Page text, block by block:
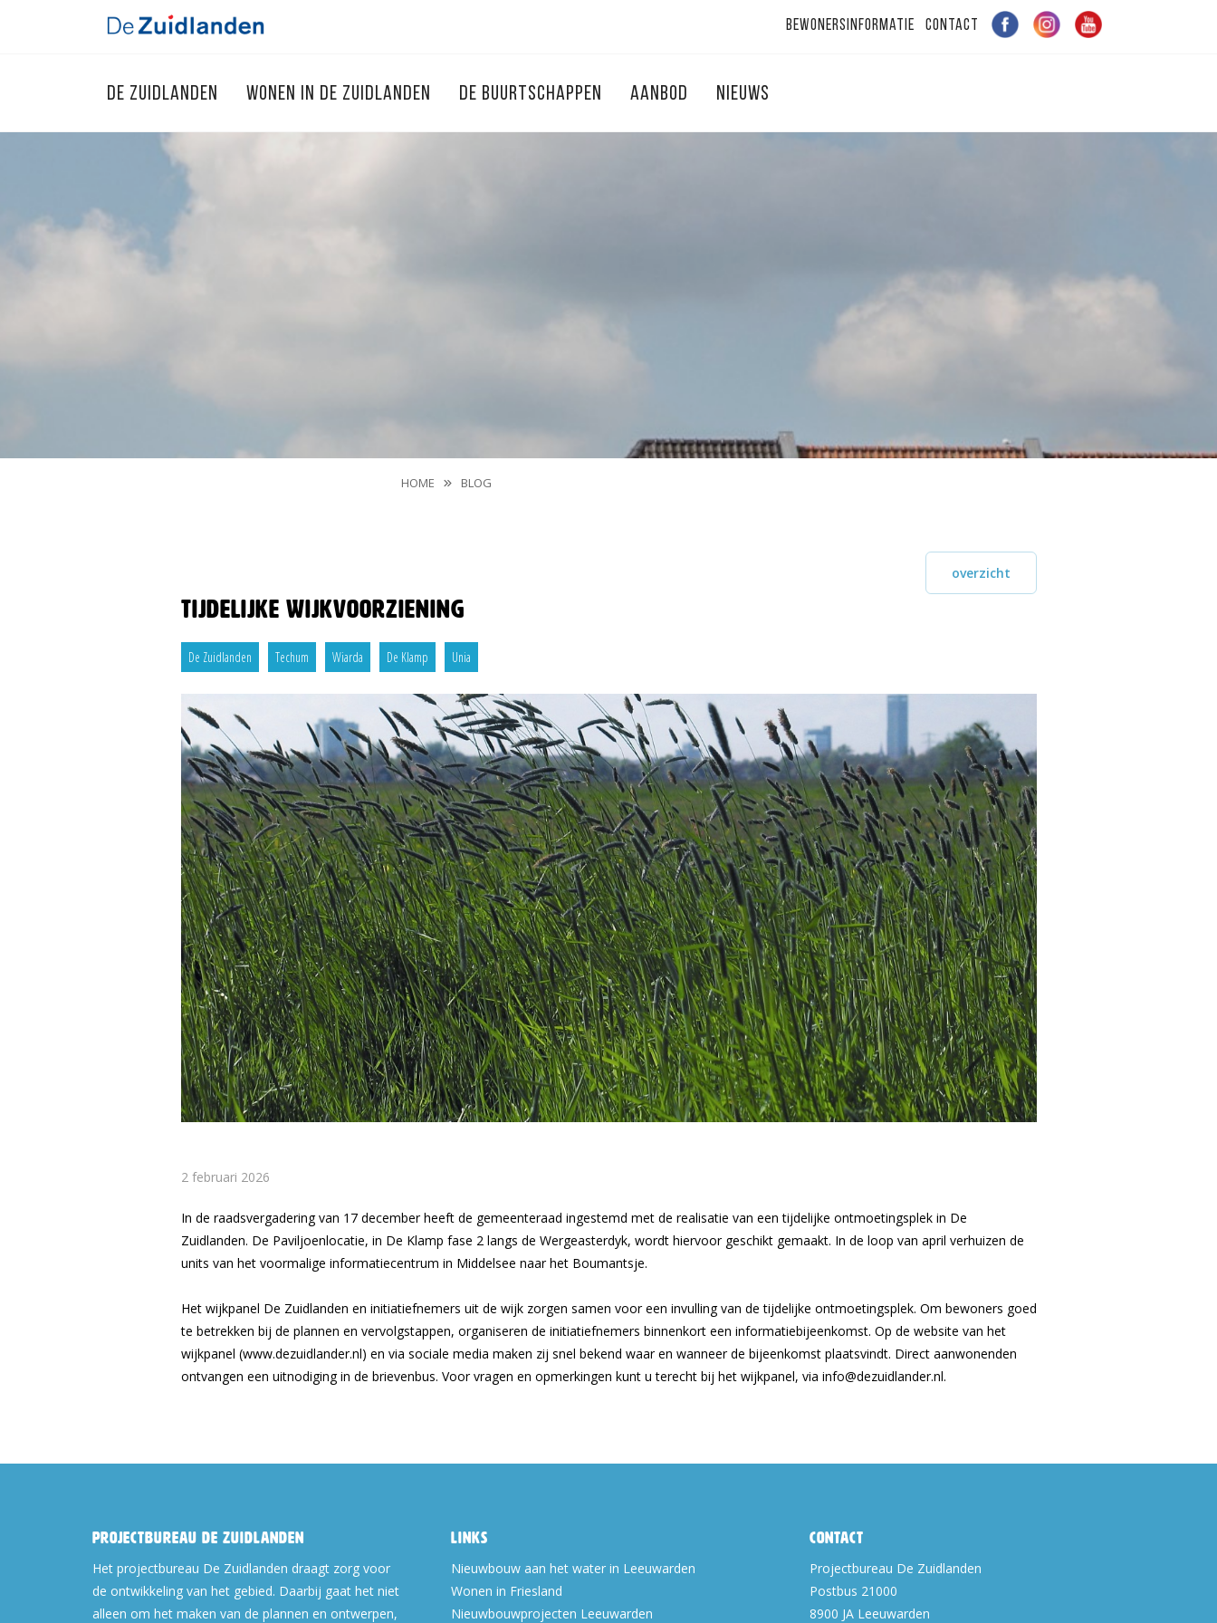
Bewonersinformatie Contact
DE ZUIDLANDEN WONEN IN DE ZUIDLANDEN DE BUURTSCHAPPEN AANBOD NIEUWS
HOME BLOG
overzicht
Tijdelijke wijkvoorziening
De Zuidlanden Techum Wiarda De Klamp Unia
2 februari 2026
In de raadsvergadering van 17 december heeft de gemeenteraad ingestemd met de realisatie van een tijdelijke ontmoetingsplek in De
Zuidlanden. De Paviljoenlocatie, in De Klamp fase 2 langs de Wergeasterdyk, wordt hiervoor geschikt gemaakt. In de loop van april verhuizen de
units van het voormalige informatiecentrum in Middelsee naar het Boumantsje.
Het wijkpanel De Zuidlanden en initiatiefnemers uit de wijk zorgen samen voor een invulling van de tijdelijke ontmoetingsplek. Om bewoners goed
te betrekken bij de plannen en vervolgstappen, organiseren de initiatiefnemers binnenkort een informatiebijeenkomst. Op de website van het
wijkpanel (www.dezuidlander.nl) en via sociale media maken zij snel bekend waar en wanneer de bijeenkomst plaatsvindt. Direct aanwonenden
ontvangen een uitnodiging in de brievenbus. Voor vragen en opmerkingen kunt u terecht bij het wijkpanel, via info@dezuidlander.nl.
Projectbureau De Zuidlanden
Het projectbureau De Zuidlanden draagt zorg voor
de ontwikkeling van het gebied. Daarbij gaat het niet
alleen om het maken van de plannen en ontwerpen,
Links
Nieuwbouw aan het water in Leeuwarden
Wonen in Friesland
Nieuwbouwprojecten Leeuwarden
Contact
Projectbureau De Zuidlanden
Postbus 21000
8900 JA Leeuwarden